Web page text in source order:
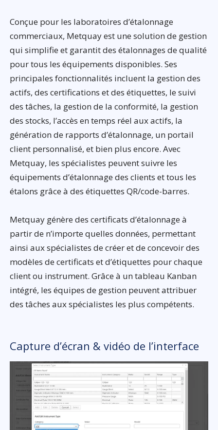
Conçue pour les laboratoires d’étalonnage
commerciaux, Metquay est une solution de gestion
qui simplifie et garantit des étalonnages de qualité
pour tous les équipements disponibles. Ses
principales fonctionnalités incluent la gestion des
actifs, des certifications et des étiquettes, le suivi
des tâches, la gestion de la conformité, la gestion
des stocks, l’accès en temps réel aux actifs, la
génération de rapports d’étalonnage, un portail
client personnalisé, et bien plus encore. Avec
Metquay, les spécialistes peuvent suivre les
équipements d’étalonnage des clients et tous les
étalons grâce à des étiquettes QR/code-barres.
Metquay génère des certificats d’étalonnage à
partir de n’importe quelles données, permettant
ainsi aux spécialistes de créer et de concevoir des
modèles de certificats et d’étiquettes pour chaque
client ou instrument. Grâce à un tableau Kanban
intégré, les équipes de gestion peuvent attribuer
des tâches aux spécialistes les plus compétents.
Capture d’écran & vidéo de l’interface